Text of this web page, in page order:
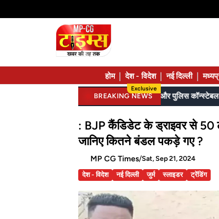
होम देश - विदेश नई दिल्ली
BREAKING NEWS
Exclusive
: BJP कैंडिडेट के ड्राइवर से 50
जानिए कितने बंडल पकड़े गए ?
MP CG Times/Sat, Sep 21, 2024
देश - विदेश
नई दिल्ली जुर्म स्लाइडर ट्रेंडिंग